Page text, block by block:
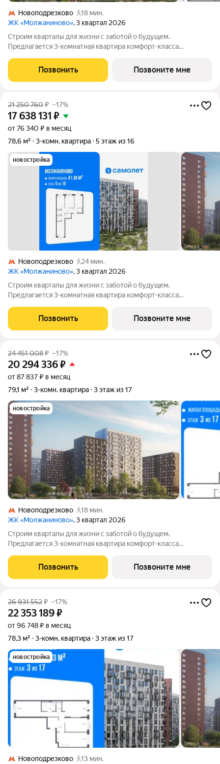
Новоподрезково
18 мин.
ЖК «Молжаниново», 3 квартал 2026
Строим кварталы для жизни с заботой о будущем.
Предлагается 3-комнатная квартира комфорт-класса
в жилом комплексе "Молжаниново".Для тех, кто ценит время,
предлагаем сделать готовую отделку:
Позвонить Позвоните мне
21 250 760₽ –17%
17 638 131 ₽
от 76 340 ₽ в месяц
78,6 м²
3-комн. квартира 5 этаж из 16
новостройка
Новоподрезково
24 мин.
ЖК «Молжаниново», 3 квартал 2026
Строим кварталы для жизни с заботой о будущем.
Предлагается 3-комнатная квартира комфорт-класса
в жилом комплексе "Молжаниново".Для тех, кто ценит время,
предлагаем сделать готовую отделку:
Позвонить Позвоните мне
24 451 008₽ –17%
20 294 336₽
от 87 837 ₽ в месяц
79,1 м²
3-комн. квартира 3 этаж из 17
новостройка
Новоподрезково
18 мин.
ЖК «Молжаниново», 3 квартал 2026
Строим кварталы для жизни с заботой о будущем.
Предлагается 3-комнатная квартира комфорт-класса
в жилом комплексе "Молжаниново".Для тех, кто ценит время,
предлагаем сделать готовую отделку:
Позвонить Позвоните мне
26 931 552₽ –17%
22 353 189₽
от 96 748 ₽ в месяц
78,3 м²
3-комн. квартира 3 этаж из 17
новостройка
Новоподрезково
13 мин.